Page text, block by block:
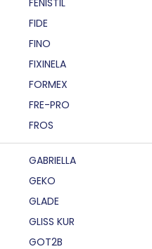
FIDE
FINO
FIXINELA
FORMEX
FRE-PRO
FROS
GABRIELLA
GEKO
GLADE
GLISS KUR
GOT2B